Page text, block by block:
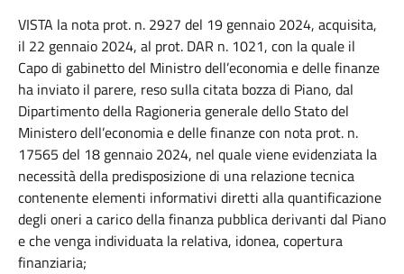
VISTA la nota prot. n. 2927 del 19 gennaio 2024, acquisita,
il 22 gennaio 2024, al prot. DAR n. 1021, con la quale il
Capo di gabinetto del Ministro dell’economia e delle finanze
ha inviato il parere, reso sulla citata bozza di Piano, dal
Dipartimento della Ragioneria generale dello Stato del
Ministero dell’economia e delle finanze con nota prot. n.
17565 del 18 gennaio 2024, nel quale viene evidenziata la
necessità della predisposizione di una relazione tecnica
contenente elementi informativi diretti alla quantificazione
degli oneri a carico della finanza pubblica derivanti dal Piano
e che venga individuata la relativa, idonea, copertura
finanziaria;